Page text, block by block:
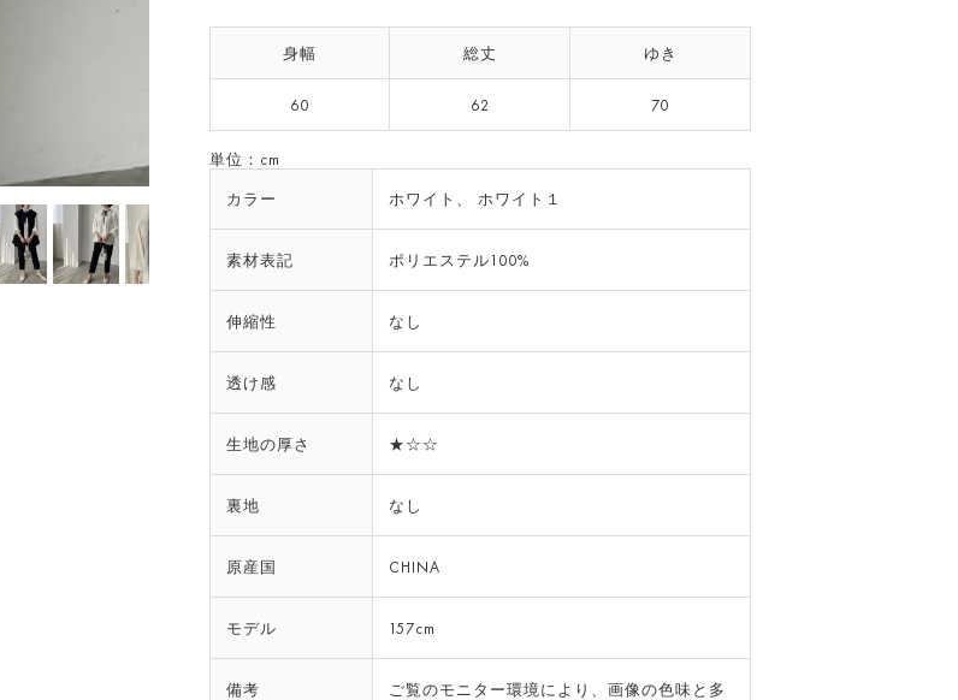
ホワイト
身幅 総丈 ゆき
60 62 70
単位：cm
カラー ホワイト、 ホワイト１
素材表記 ポリエステル100%
伸縮性 なし
透け感 なし
生地の厚さ ★☆☆
裏地 なし
原産国 CHINA
モデル 157cm
備考
ご覧のモニター環境により、画像の色味と多